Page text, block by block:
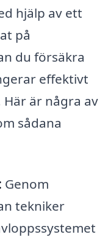
hjälp av ett
på
du försäkra
effektivt
är några av
sådana
Genom
tekniker